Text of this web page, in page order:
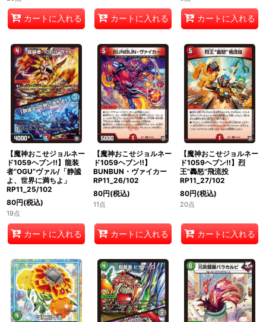
カートに入れる カートに入れる カートに入れる
【魔神おこせジョルネー
ド1059ヘブン!!】龍装
者“OGU”ヴァル/「静謐
よ、世界に満ちよ」
RP11_25/102
80円(税込)
19点
カートに入れる
【魔神おこせジョルネー
ド1059ヘブン!!】
BUNBUN・ヴァイカー
RP11_26/102
80円(税込)
11点
カートに入れる
【魔神おこせジョルネー
ド1059ヘブン!!】烈
王“轟怒”飛流投
RP11_27/102
80円(税込)
20点
カートに入れる